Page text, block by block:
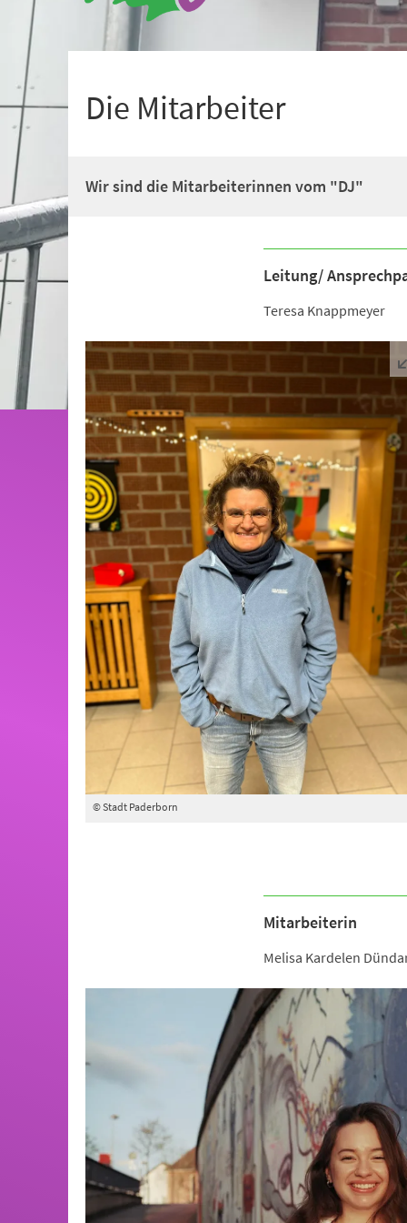
Die Mitarbeiter
Wir sind die Mitarbeiterinnen vom "DJ"
Leitung/
Teresa Knappmeyer
© Stadt Paderborn
Mitarbeiterin
Melisa Kardelen